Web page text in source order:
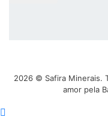
2026 © Safira Minerais.
amor pela